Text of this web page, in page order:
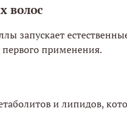
волос
запускает
первого применения.
и липидов,